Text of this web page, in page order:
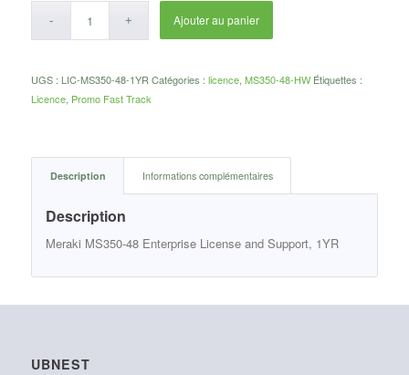
Ajouter au panier
UGS : LIC-MS350-48-1YR Catégories : licence, MS350-48-HW Étiquettes :
Licence, Promo Fast Track
Description Informations complémentaires
Description
Meraki MS350-48 Enterprise License and Support, 1YR
UBNEST